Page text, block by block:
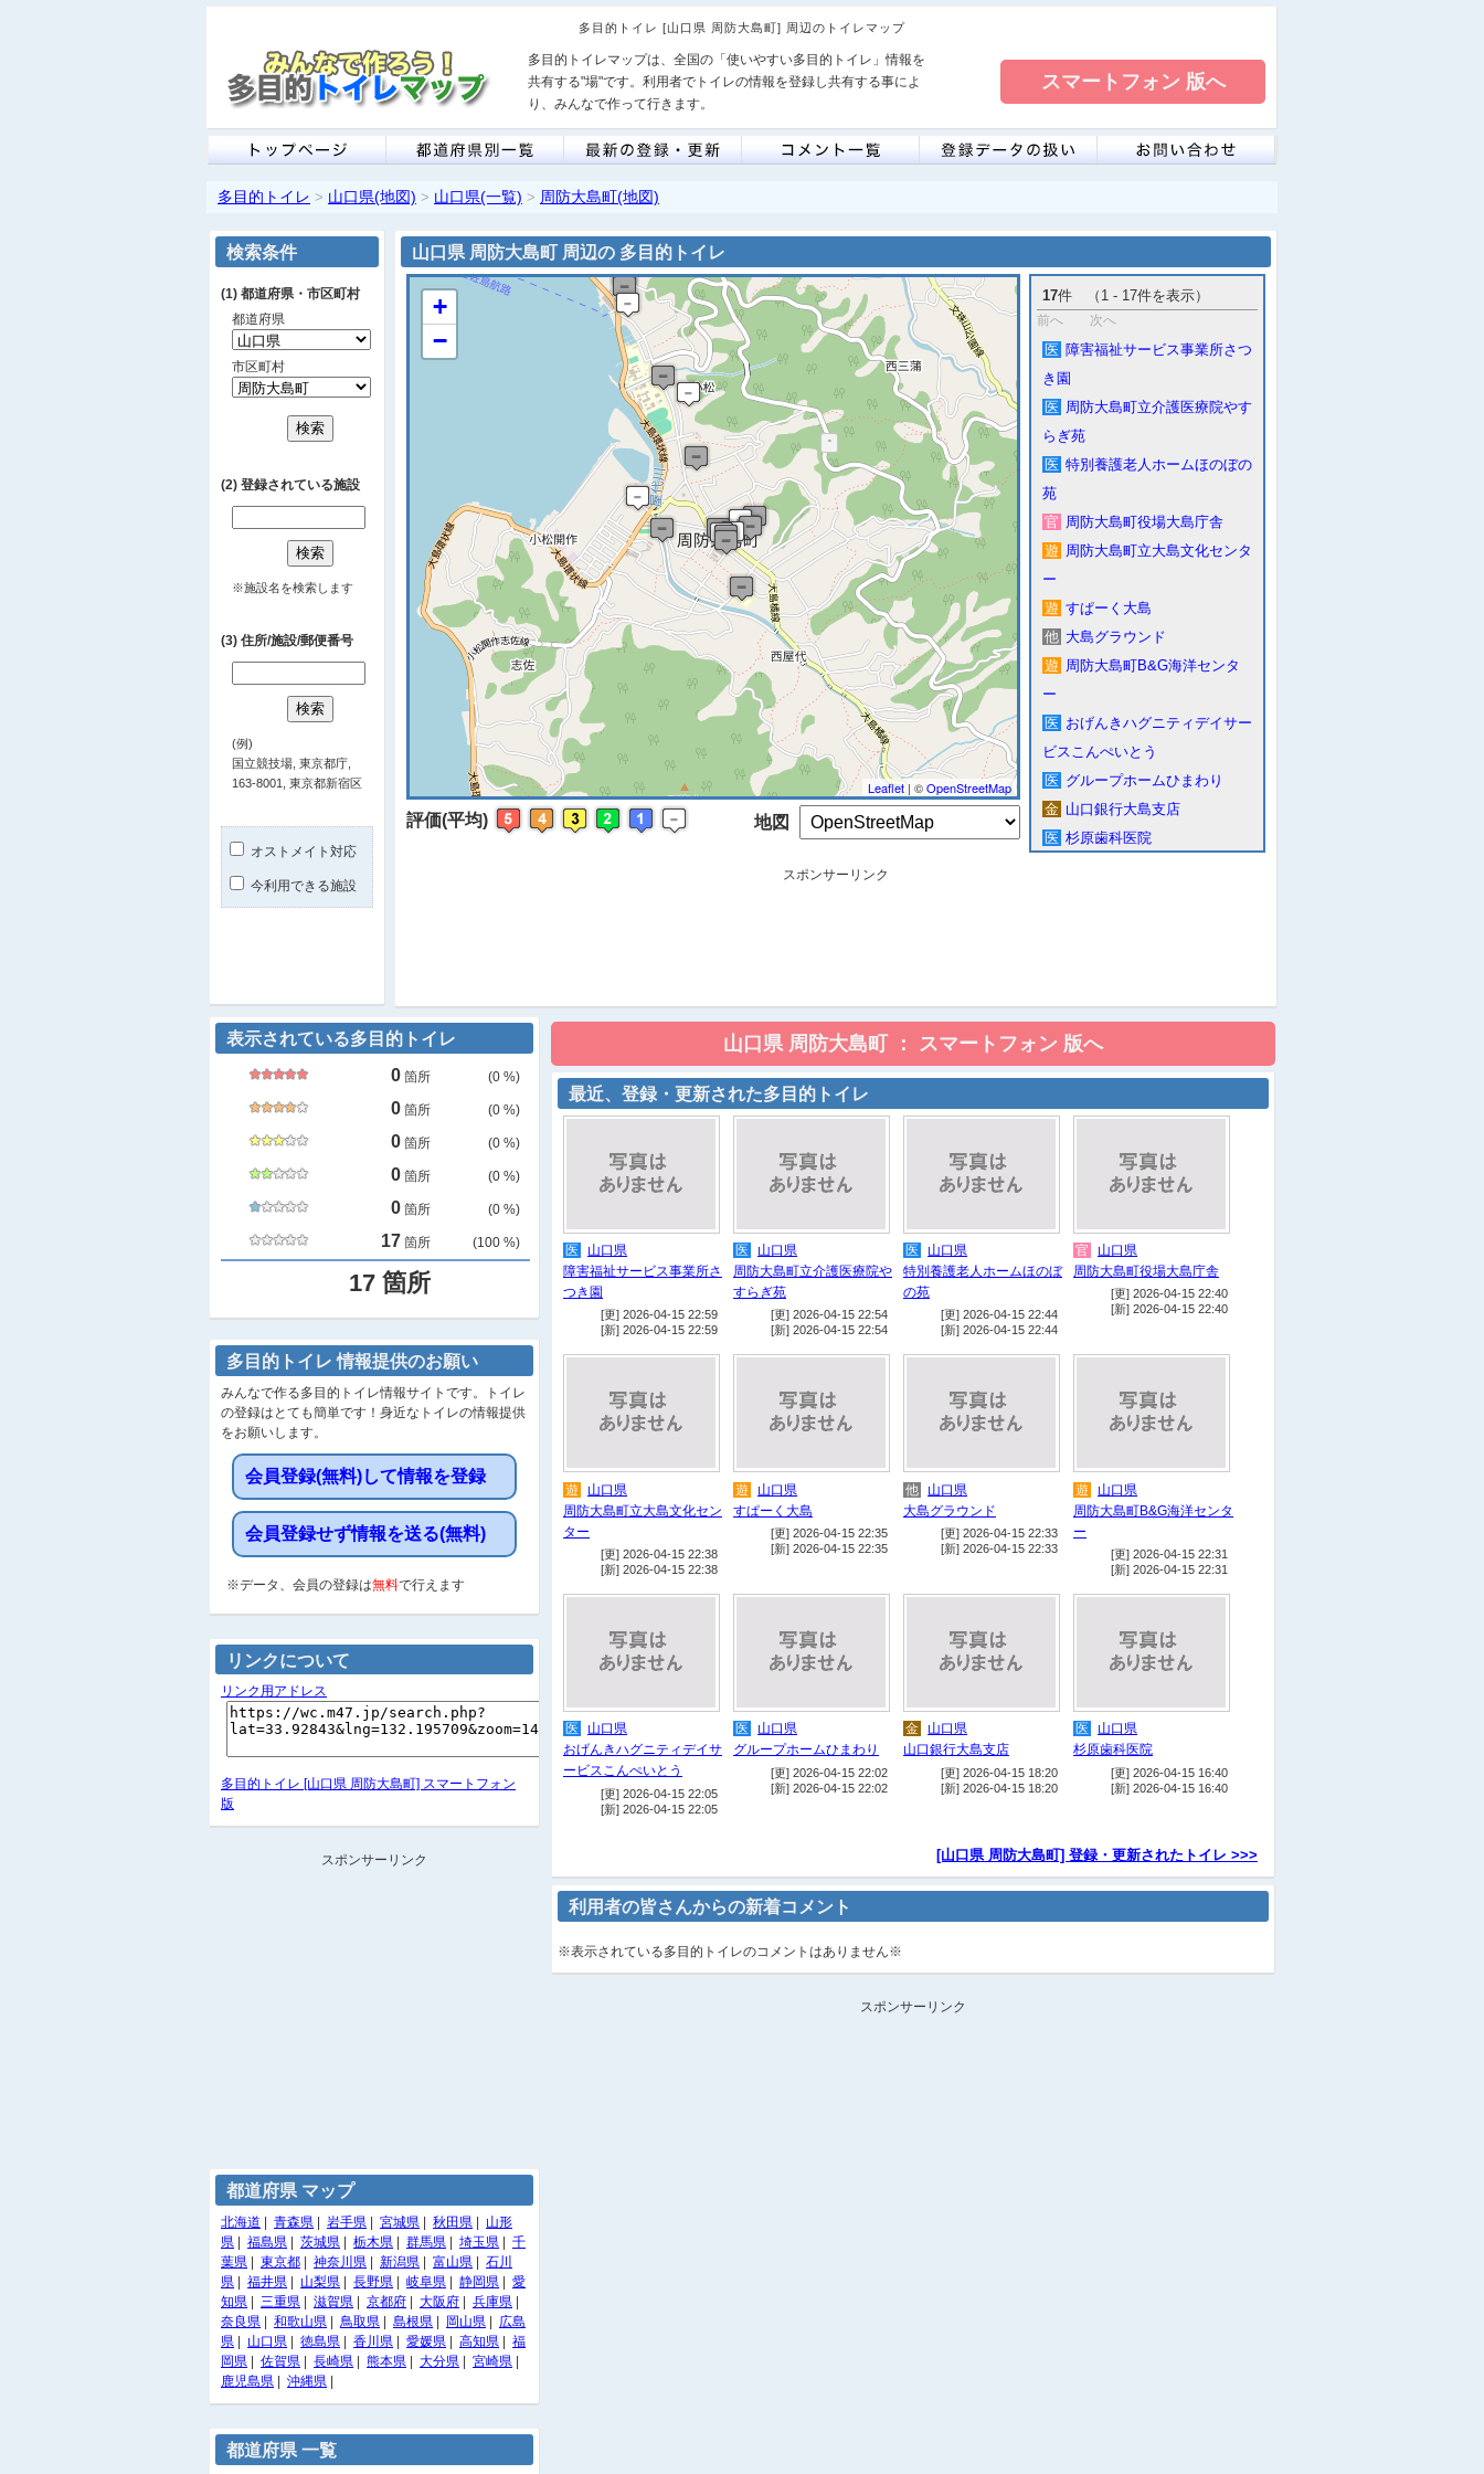
多目的トイレ [山口県 周防大島町] 周辺のトイレマップ
多目的トイレマップは、全国の「使いやすい多目的トイレ」情報を
共有する"場"です。利用者でトイレの情報を登録し共有する事によ
り、みんなで作って行きます。
多目的トイレ > 山口県(地図) > 山口県(一覧) > 周防大島町(地図)
山口県 周防大島町 周辺の 多目的トイレ
※ マップを検索、表示中です ※
+
−
Leaflet| ©OpenStreetMap
評価(平均) 地図
17件 （1 - 17件を表示）
前へ 次へ
医 障害福祉サービス事業所さつ
き園
医 周防大島町立介護医療院やす
らぎ苑
医 特別養護老人ホームほのぼの
苑
官 周防大島町役場大島庁舎
遊 周防大島町立大島文化センタ
ー
遊 すぱーく大島
他 大島グラウンド
遊 周防大島町B&G海洋センタ
ー
医 おげんきハグニティデイサー
ビスこんぺいとう
医 グループホームひまわり
金 山口銀行大島支店
医 杉原歯科医院
スポンサーリンク
検索条件
(1) 都道府県・市区町村
都道府県
市区町村
(2) 登録されている施設
※施設名を検索します
(3) 住所/施設/郵便番号
(例)
国立競技場, 東京都庁,
163-8001, 東京都新宿区
オストメイト対応
今利用できる施設
最近、登録・更新された多目的トイレ
医
山口県
障害福祉サービス事業所さ
つき園
[更] 2026-04-15 22:59
[新] 2026-04-15 22:59
医
山口県
周防大島町立介護医療院や
すらぎ苑
[更] 2026-04-15 22:54
[新] 2026-04-15 22:54
医
山口県
特別養護老人ホームほのぼ
の苑
[更] 2026-04-15 22:44
[新] 2026-04-15 22:44
官
山口県
周防大島町役場大島庁舎
[更] 2026-04-15 22:40
[新] 2026-04-15 22:40
遊
山口県
周防大島町立大島文化セン
ター
[更] 2026-04-15 22:38
[新] 2026-04-15 22:38
遊
山口県
すぱーく大島
[更] 2026-04-15 22:35
[新] 2026-04-15 22:35
他
山口県
大島グラウンド
[更] 2026-04-15 22:33
[新] 2026-04-15 22:33
遊
山口県
周防大島町B&G海洋センタ
ー
[更] 2026-04-15 22:31
[新] 2026-04-15 22:31
医
山口県
おげんきハグニティデイサ
ービスこんぺいとう
[更] 2026-04-15 22:05
[新] 2026-04-15 22:05
医
山口県
グループホームひまわり
[更] 2026-04-15 22:02
[新] 2026-04-15 22:02
金
山口県
山口銀行大島支店
[更] 2026-04-15 18:20
[新] 2026-04-15 18:20
医
山口県
杉原歯科医院
[更] 2026-04-15 16:40
[新] 2026-04-15 16:40
[山口県 周防大島町] 登録・更新されたトイレ >>>
利用者の皆さんからの新着コメント
※表示されている多目的トイレのコメントはありません※
スポンサーリンク
表示されている多目的トイレ
0 箇所 (0 %)
0 箇所 (0 %)
0 箇所 (0 %)
0 箇所 (0 %)
0 箇所 (0 %)
17 箇所 (100 %)
17 箇所
多目的トイレ 情報提供のお願い
みんなで作る多目的トイレ情報サイトです。トイレ
の登録はとても簡単です！身近なトイレの情報提供
をお願いします。
会員登録(無料)して情報を登録
会員登録せず情報を送る(無料)
※データ、会員の登録は無料で行えます
リンクについて
リンク用アドレス
多目的トイレ [山口県 周防大島町] スマートフォン
版
スポンサーリンク
都道府県 マップ
北海道 青森県 岩手県 宮城県 秋田県
山形
県
福島県 茨城県 栃木県 群馬県 埼玉県
千
葉県
東京都 神奈川県 新潟県 富山県
石川
県
福井県 山梨県 長野県 岐阜県 静岡県
愛
知県
三重県 滋賀県 京都府 大阪府 兵庫県
奈良県
和歌山県 鳥取県 島根県 岡山県
広島
県
山口県 徳島県 香川県 愛媛県 高知県
福
岡県
佐賀県 長崎県 熊本県 大分県 宮崎県
鹿児島県
沖縄県
都道府県 一覧